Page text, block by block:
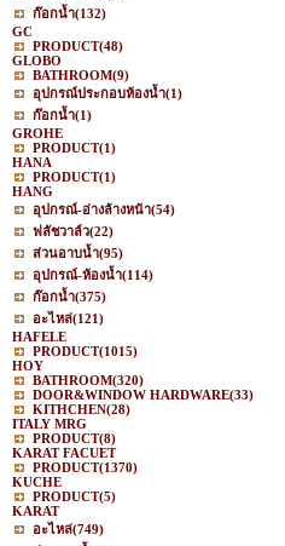
ก๊อกน้ำ(132)
GC
PRODUCT(48)
GLOBO
BATHROOM(9)
อุปกรณ์ประกอบห้องน้ำ(1)
ก๊อกน้ำ(1)
GROHE
PRODUCT(1)
HANA
PRODUCT(1)
HANG
อุปกรณ์-อ่างล้างหน้า(54)
ฟลัชวาล์ว(22)
ส่วนอาบน้ำ(95)
อุปกรณ์-ห้องน้ำ(114)
ก๊อกน้ำ(375)
อะไหล่(121)
HAFELE
PRODUCT(1015)
HOY
BATHROOM(320)
DOOR&WINDOW HARDWARE(33)
KITHCHEN(28)
ITALY MRG
PRODUCT(8)
KARAT FACUET
PRODUCT(1370)
KUCHE
PRODUCT(5)
KARAT
อะไหล่(749)